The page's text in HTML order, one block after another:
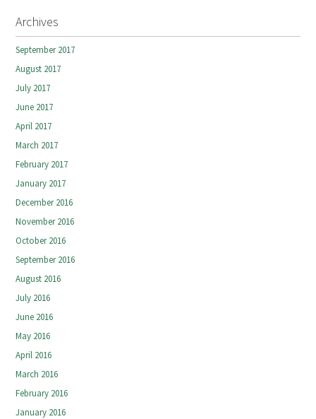
Archives
September 2017
August 2017
July 2017
June 2017
April 2017
March 2017
February 2017
January 2017
December 2016
November 2016
October 2016
September 2016
August 2016
July 2016
June 2016
May 2016
April 2016
March 2016
February 2016
January 2016